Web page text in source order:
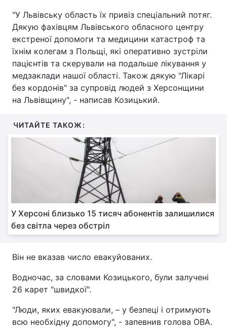
"У Львівську область їх привіз спеціальний потяг.
Дякую фахівцям Львівського обласного центру
екстреної допомоги та медицини катастроф та
їхнім колегам з Польщі, які оперативно зустріли
пацієнтів та скерували на подальше лікування у
медзаклади нашої області. Також дякую "Лікарі
без кордонів" за супровід людей з Херсонщини
на Львівщину", - написав Козицький.
ЧИТАЙТЕ ТАКОЖ:
У Херсоні близько 15 тисяч абонентів залишилися
без світла через обстріл
Він не вказав число евакуйованих.
Водночас, за словами Козицького, були залучені
26 карет "швидкої".
"Люди, яких евакуювали, – у безпеці і отримують
всю необхідну допомогу", - запевнив голова ОВА.